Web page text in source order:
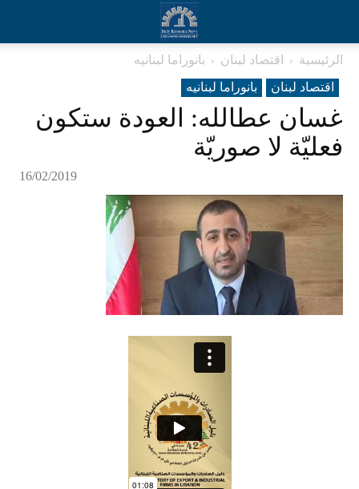
الرئيسية اقتصاد لبنان
بانوراما لبنانیه
اقتصاد لبنان
بانوراما لبنانیه
غسان عطالله: العودة ستكون
فعليّة لا صوريّة
16/02/2019